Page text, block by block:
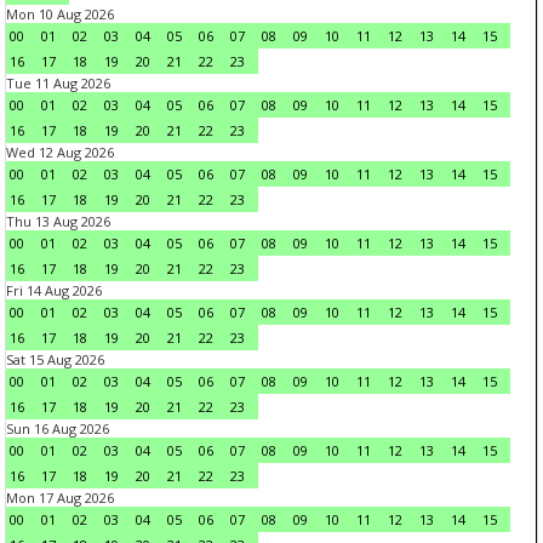
Mon 10 Aug 2026
00
01 02 03 04 05 06 07 08 09 10 11 12 13 14
15
16
17 18 19 20 21 22
23
Tue 11 Aug 2026
00
01 02 03 04 05 06 07 08 09 10 11 12 13 14
15
16
17 18 19 20 21 22
23
Wed 12 Aug 2026
00
01 02 03 04 05 06 07 08 09 10 11 12 13 14
15
16
17 18 19 20 21 22
23
Thu 13 Aug 2026
00
01 02 03 04 05 06 07 08 09 10 11 12 13 14
15
16
17 18 19 20 21 22
23
Fri 14 Aug 2026
00
01 02 03 04 05 06 07 08 09 10 11 12 13 14
15
16
17 18 19 20 21 22
23
Sat 15 Aug 2026
00
01 02 03 04 05 06 07 08 09 10 11 12 13 14
15
16
17 18 19 20 21 22
23
Sun 16 Aug 2026
00
01 02 03 04 05 06 07 08 09 10 11 12 13 14
15
16
17 18 19 20 21 22
23
Mon 17 Aug 2026
00
01 02 03 04 05 06 07 08 09 10 11 12 13 14
15